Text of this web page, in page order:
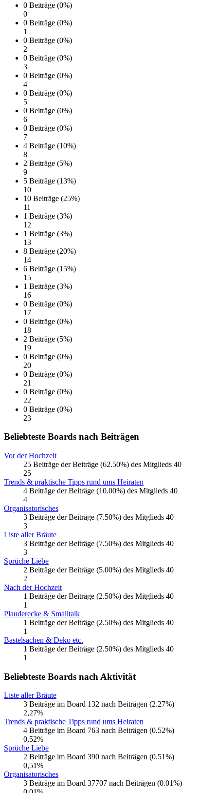
0 Beiträge (0%)
0
0 Beiträge (0%)
1
0 Beiträge (0%)
2
0 Beiträge (0%)
3
0 Beiträge (0%)
4
0 Beiträge (0%)
5
0 Beiträge (0%)
6
0 Beiträge (0%)
7
4 Beiträge (10%)
8
2 Beiträge (5%)
9
5 Beiträge (13%)
10
10 Beiträge (25%)
11
1 Beiträge (3%)
12
1 Beiträge (3%)
13
8 Beiträge (20%)
14
6 Beiträge (15%)
15
1 Beiträge (3%)
16
0 Beiträge (0%)
17
0 Beiträge (0%)
18
2 Beiträge (5%)
19
0 Beiträge (0%)
20
0 Beiträge (0%)
21
0 Beiträge (0%)
22
0 Beiträge (0%)
23
Beliebteste Boards nach Beiträgen
Vor der Hochzeit
25 Beiträge der Beiträge (62.50%) des Mitglieds 40
25
Trends & praktische Tipps rund ums Heiraten
4 Beiträge der Beiträge (10.00%) des Mitglieds 40
4
Organisatorisches
3 Beiträge der Beiträge (7.50%) des Mitglieds 40
3
Liste aller Bräute
3 Beiträge der Beiträge (7.50%) des Mitglieds 40
3
Sprüche Liebe
2 Beiträge der Beiträge (5.00%) des Mitglieds 40
2
Nach der Hochzeit
1 Beiträge der Beiträge (2.50%) des Mitglieds 40
1
Plauderecke & Smalltalk
1 Beiträge der Beiträge (2.50%) des Mitglieds 40
1
Bastelsachen & Deko etc.
1 Beiträge der Beiträge (2.50%) des Mitglieds 40
1
Beliebteste Boards nach Aktivität
Liste aller Bräute
3 Beiträge im Board 132 nach Beiträgen (2.27%)
2,27%
Trends & praktische Tipps rund ums Heiraten
4 Beiträge im Board 763 nach Beiträgen (0.52%)
0,52%
Sprüche Liebe
2 Beiträge im Board 390 nach Beiträgen (0.51%)
0,51%
Organisatorisches
3 Beiträge im Board 37707 nach Beiträgen (0.01%)